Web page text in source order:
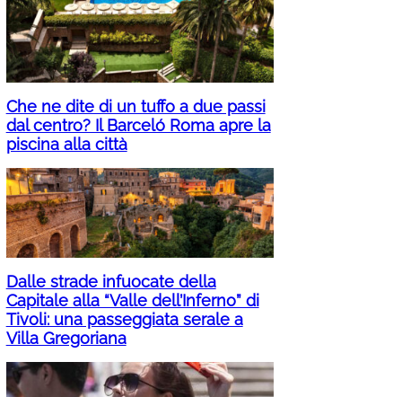
Che ne dite di un tuffo a due passi
dal centro? Il Barceló Roma apre la
piscina alla città
Dalle strade infuocate della
Capitale alla “Valle dell’Inferno” di
Tivoli: una passeggiata serale a
Villa Gregoriana